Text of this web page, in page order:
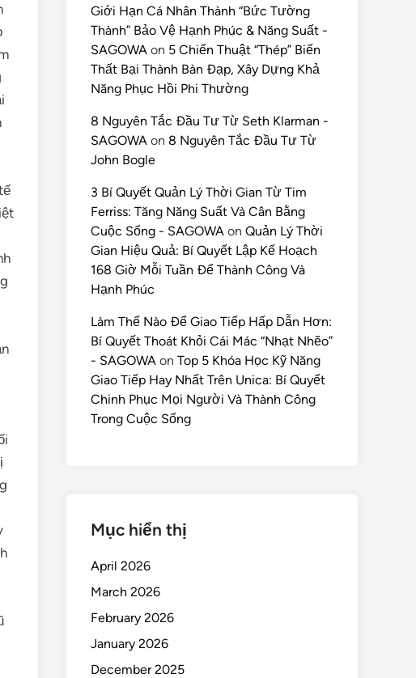
Giới Hạn Cá Nhân Thành “Bức Tường
Thành” Bảo Vệ Hạnh Phúc & Năng Suất -
SAGOWA on 5 Chiến Thuật “Thép” Biến
Thất Bại Thành Bàn Đạp, Xây Dựng Khả
Năng Phục Hồi Phi Thường
8 Nguyên Tắc Đầu Tư Từ Seth Klarman -
SAGOWA on 8 Nguyên Tắc Đầu Tư Từ
John Bogle
3 Bí Quyết Quản Lý Thời Gian Từ Tim
Ferriss: Tăng Năng Suất Và Cân Bằng
Cuộc Sống - SAGOWA on Quản Lý Thời
Gian Hiệu Quả: Bí Quyết Lập Kế Hoạch
168 Giờ Mỗi Tuần Để Thành Công Và
Hạnh Phúc
Làm Thế Nào Để Giao Tiếp Hấp Dẫn Hơn:
Bí Quyết Thoát Khỏi Cái Mác “Nhạt Nhẽo”
- SAGOWA on Top 5 Khóa Học Kỹ Năng
Giao Tiếp Hay Nhất Trên Unica: Bí Quyết
Chinh Phục Mọi Người Và Thành Công
Trong Cuộc Sống
Mục hiển thị
April 2026
March 2026
February 2026
January 2026
December 2025